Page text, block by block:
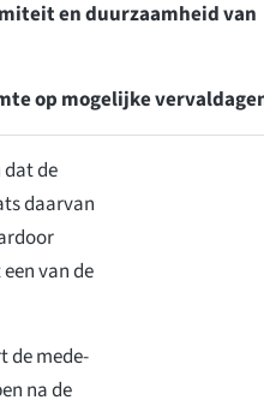
en duurzaamheid van
op mogelijke
dat de
daarvan
van de
de mede-
na de